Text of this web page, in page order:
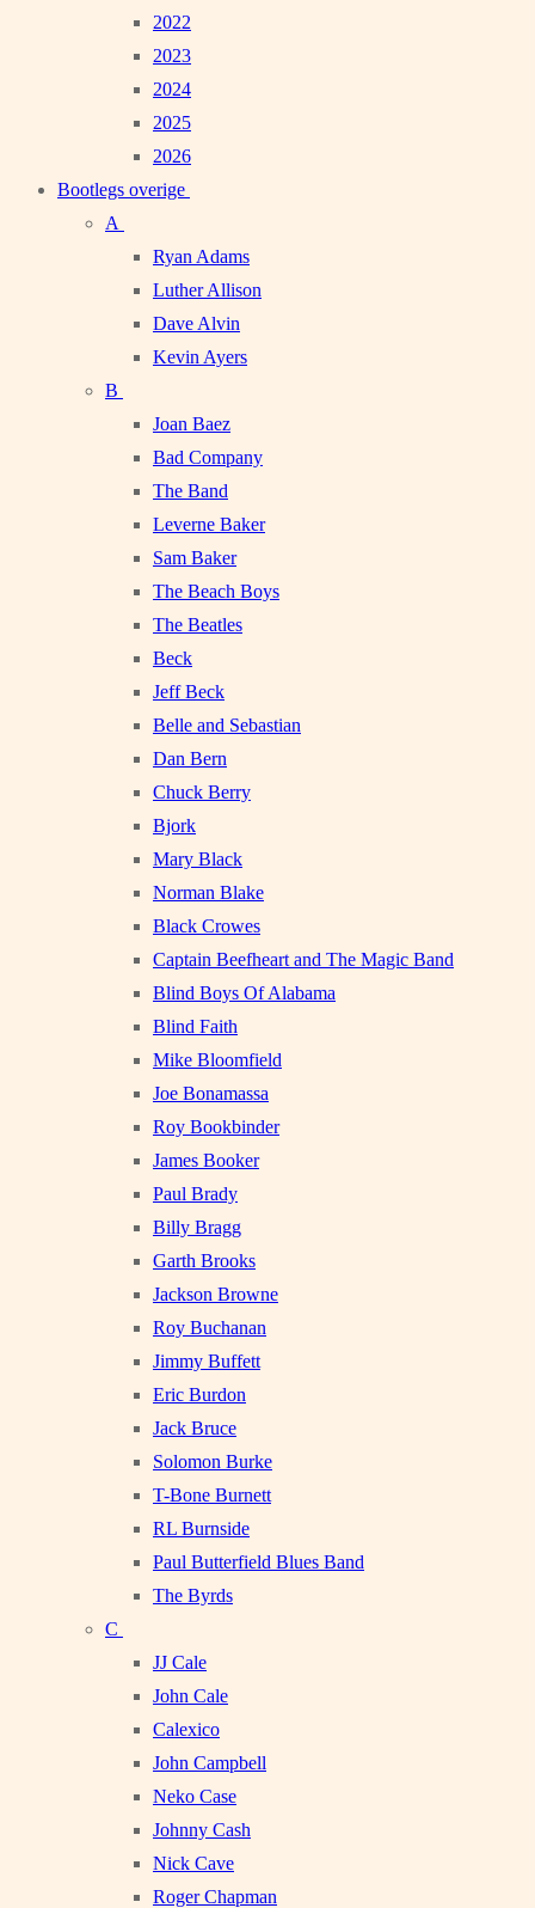
2022
2023
2024
2025
2026
Bootlegs overige
A
Ryan Adams
Luther Allison
Dave Alvin
Kevin Ayers
B
Joan Baez
Bad Company
The Band
Leverne Baker
Sam Baker
The Beach Boys
The Beatles
Beck
Jeff Beck
Belle and Sebastian
Dan Bern
Chuck Berry
Bjork
Mary Black
Norman Blake
Black Crowes
Captain Beefheart and The Magic Band
Blind Boys Of Alabama
Blind Faith
Mike Bloomfield
Joe Bonamassa
Roy Bookbinder
James Booker
Paul Brady
Billy Bragg
Garth Brooks
Jackson Browne
Roy Buchanan
Jimmy Buffett
Eric Burdon
Jack Bruce
Solomon Burke
T-Bone Burnett
RL Burnside
Paul Butterfield Blues Band
The Byrds
C
JJ Cale
John Cale
Calexico
John Campbell
Neko Case
Johnny Cash
Nick Cave
Roger Chapman